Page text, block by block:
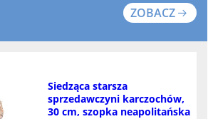
ZOBACZ
Siedząca starsza
sprzedawczyni karczochów,
30 cm, szopka neapolitańska